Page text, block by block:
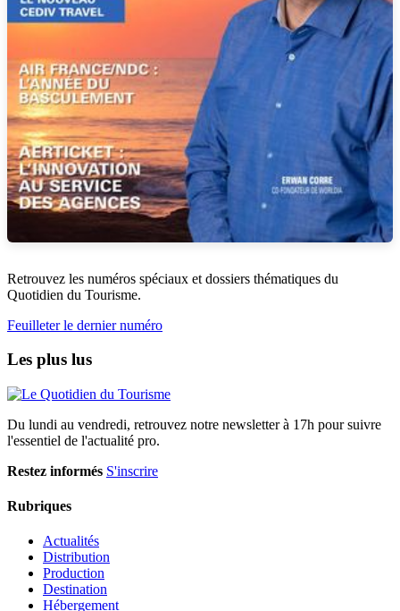
Retrouvez les numéros spéciaux et dossiers thématiques du
Quotidien du Tourisme.
Feuilleter le dernier numéro
Les plus lus
Du lundi au vendredi, retrouvez notre newsletter à 17h pour suivre
l'essentiel de l'actualité pro.
Restez informés S'inscrire
Rubriques
Actualités
Distribution
Production
Destination
Hébergement